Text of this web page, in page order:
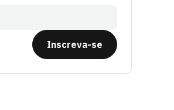
Inscreva-se